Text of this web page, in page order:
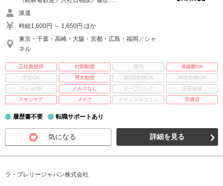
派遣
時給1,600円 ～ 1,650円 ほか
東京・千葉・高崎・大阪・京都・広島・福岡／シャ
ネル
正社員登用 社割制度 賞与
未経験OK
学生OK
男女歓迎 週3日勤務OK
時短勤務OK
ネイルOK
ノルマなし オープニング
店長候補
スキンケア
メイク ナチュラルコスメ 百貨店
履歴書不要 転職サポートあり
気になる 詳細を見る
ラ・プレリージャパン株式会社